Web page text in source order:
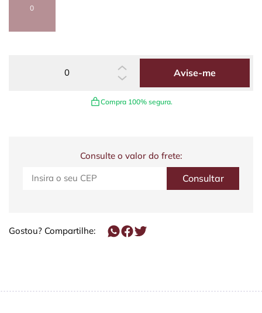
0
Avise-me
Compra 100% segura.
Consulte o valor do frete:
Gostou? Compartilhe: